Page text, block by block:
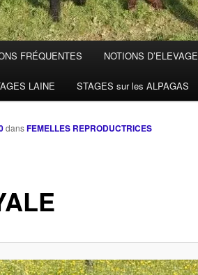
FRÉQUENTES NOTIONS D’ELEVAGE
LAINE STAGES sur les ALPAGAS
dansFEMELLES REPRODUCTRICES